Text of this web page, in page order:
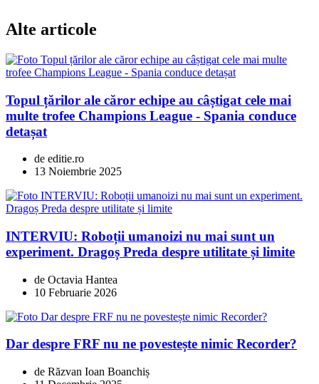
Alte articole
Topul țărilor ale căror echipe au câștigat cele mai
multe trofee Champions League - Spania conduce
detașat
de editie.ro
13 Noiembrie 2025
INTERVIU: Roboții umanoizi nu mai sunt un
experiment. Dragoș Preda despre utilitate și limite
de Octavia Hantea
10 Februarie 2026
Dar despre FRF nu ne povestește nimic Recorder?
de Răzvan Ioan Boanchiș